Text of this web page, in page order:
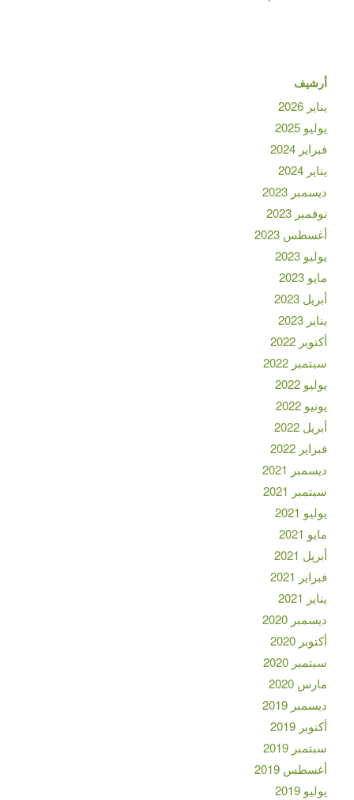
أرشيف
يناير 2026
يوليو 2025
فبراير 2024
يناير 2024
ديسمبر 2023
نوفمبر 2023
أغسطس 2023
يوليو 2023
مايو 2023
أبريل 2023
يناير 2023
أكتوبر 2022
سبتمبر 2022
يوليو 2022
يونيو 2022
أبريل 2022
فبراير 2022
ديسمبر 2021
سبتمبر 2021
يوليو 2021
مايو 2021
أبريل 2021
فبراير 2021
يناير 2021
ديسمبر 2020
أكتوبر 2020
سبتمبر 2020
مارس 2020
ديسمبر 2019
أكتوبر 2019
سبتمبر 2019
أغسطس 2019
يوليو 2019